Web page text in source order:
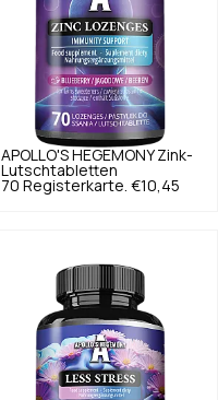
APOLLO'S HEGEMONY Zink-
Lutschtabletten
70 Registerkarte. €10,45